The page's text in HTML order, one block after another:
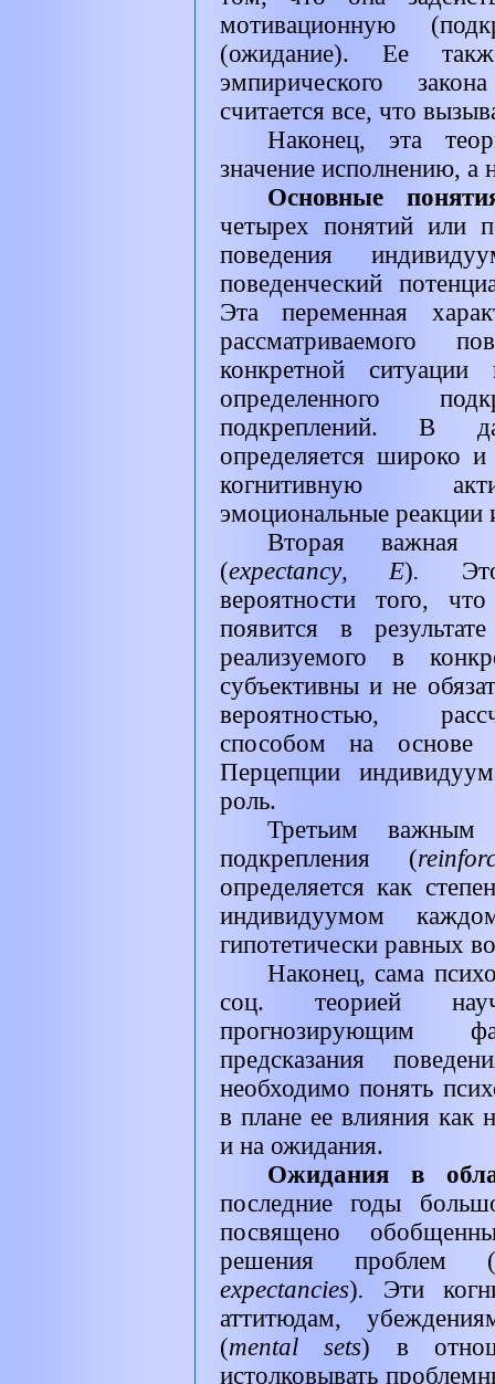
мотивационную
(ожидание). Ее
эмпирического
считается все, что
Наконец, эта
значение исполнению, а
Основные
четырех понятий или
поведения
поведенческий
Эта переменная
рассматриваемого
конкретной
определенного
подкреплений. В
определяется широко и
когнитивную
эмоциональные реакции
Вторая важная
(expectancy, Е).
вероятности того,
появится в
реализуемого в
субъективны и не
вероятностью,
способом на основе
Перцепции
роль.
Третьим важным
подкрепления (
определяется как
индивидуумом
гипотетически равных
Наконец, сама
соц. теорией
прогнозирующим
предсказания
необходимо понять
в плане ее влияния как
и на ожидания.
Ожидания в
последние годы
посвящено
решения проблем
expectancies). Эти
аттитюдам,
(mental sets)
в
истолковывать